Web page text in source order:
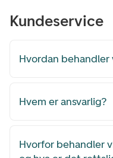
Kundeservice
Hvordan
Hvem er ansvarlig?
Hvorfor behandler